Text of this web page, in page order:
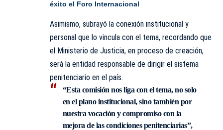
éxito el Foro Internacional
Asimismo, subrayó la conexión institucional y
personal que lo vincula con el tema, recordando que
el Ministerio de Justicia, en proceso de creación,
será la entidad responsable de dirigir el sistema
penitenciario en el país.
“Esta comisión nos liga con el tema, no solo
en el plano institucional, sino también por
nuestra vocación y compromiso con la
mejora de las condiciones penitenciarias”,